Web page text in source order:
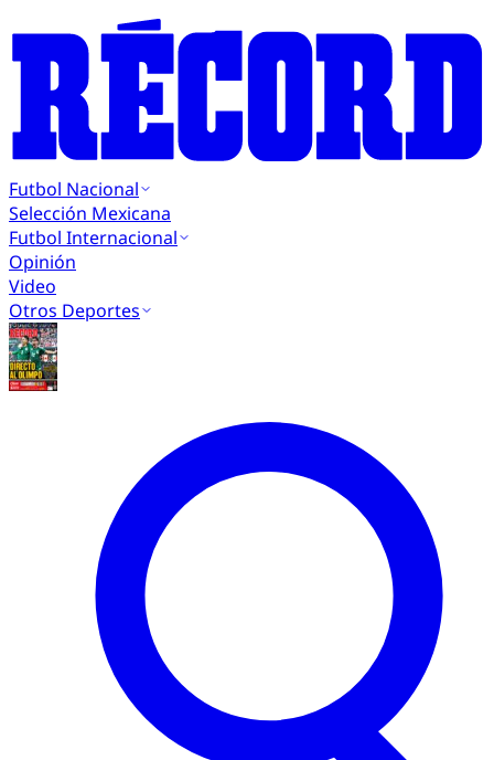
Futbol Nacional
Selección Mexicana
Futbol Internacional
Opinión
Video
Otros Deportes